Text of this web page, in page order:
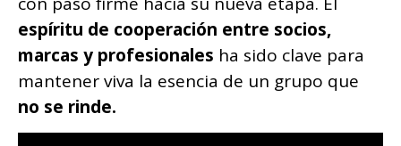
espíritu de cooperación entre socios,
marcas y profesionales ha sido clave para
mantener viva la esencia de un grupo que
no se rinde.